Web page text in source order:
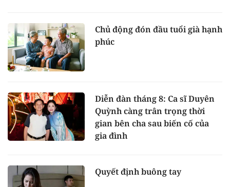
Chủ động đón đầu tuổi già hạnh
phúc
Diễn đàn tháng 8: Ca sĩ Duyên
Quỳnh càng trân trọng thời
gian bên cha sau biến cố của
gia đình
Quyết định buông tay